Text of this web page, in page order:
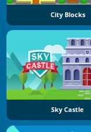
City Blocks
Sky Castle